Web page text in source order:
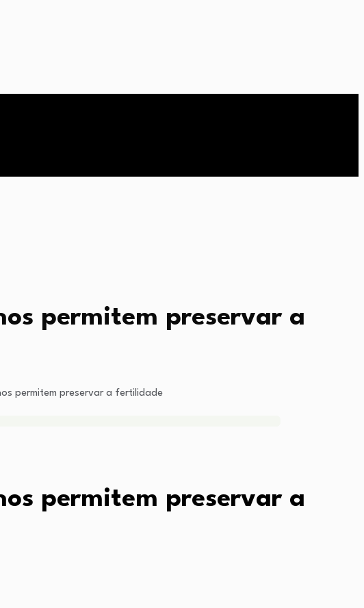
permitem preservar a
permitem preservar a fertilidade
permitem preservar a